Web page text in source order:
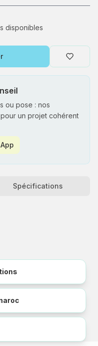
disponibles
ou pose : nos
un projet cohérent
Spécifications